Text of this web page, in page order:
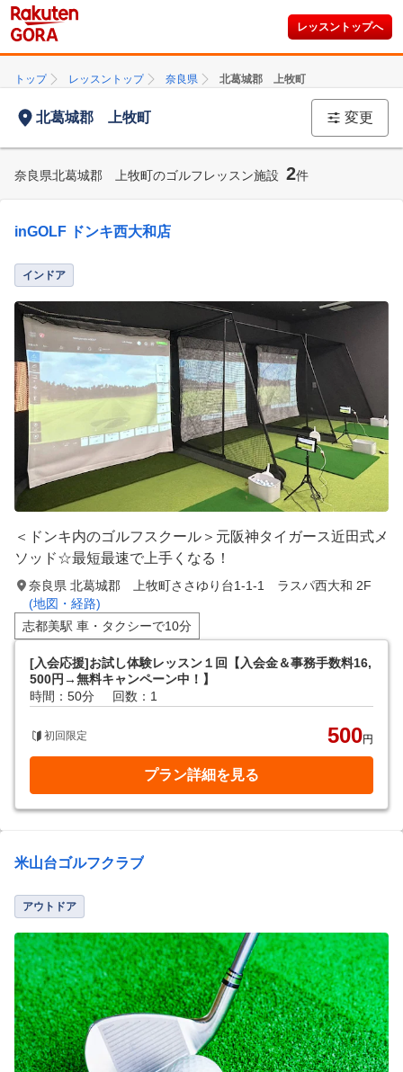
レッスントップへ
トップ レッスントップ 奈良県 北葛城郡 上牧町
北葛城郡 上牧町 変更
奈良県北葛城郡 上牧町のゴルフレッスン施設 2件
inGOLF ドンキ西大和店
インドア
＜ドンキ内のゴルフスクール＞元阪神タイガース近田式メ
ソッド☆最短最速で上手くなる！
奈良県 北葛城郡 上牧町ささゆり台1-1-1 ラスパ西大和 2F
(地図・経路)
志都美駅 車・タクシーで10分
[入会応援]お試し体験レッスン１回【入会金＆事務手数料16,
500円→無料キャンペーン中！】
時間：50分
回数：1
初回限定 500円
プラン詳細を見る
米山台ゴルフクラブ
アウトドア